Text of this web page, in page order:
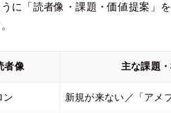
に「読者像・課題・価値提案」
者像 主な課題
ン 新規が来ない／「アメ